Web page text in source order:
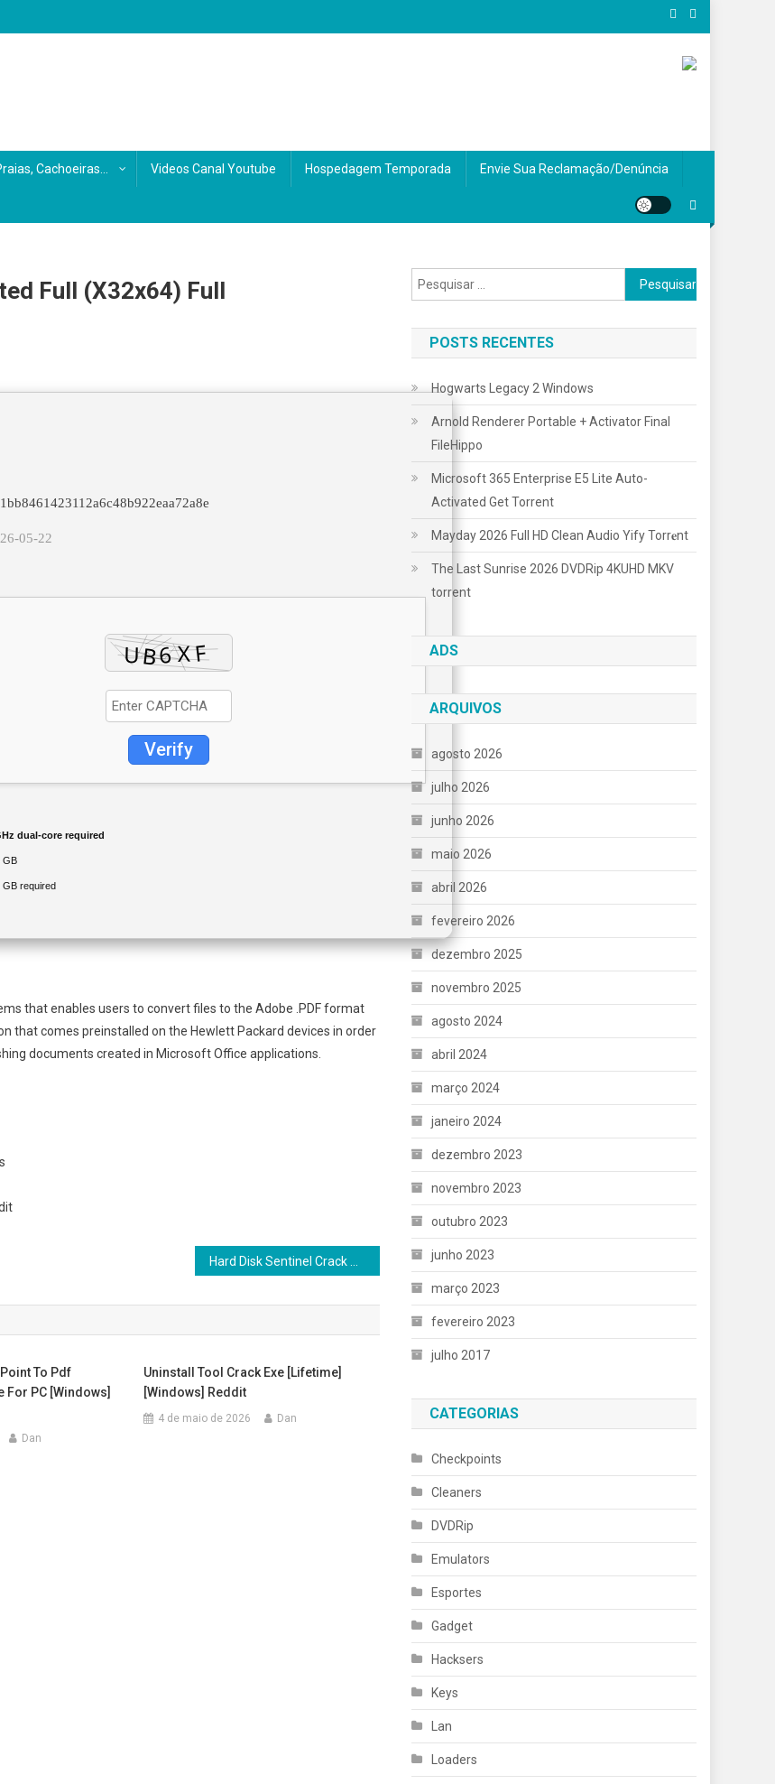
Cachoeiras… Videos Canal Youtube Hospedagem Temporada Envie Sua Reclamação/Denúncia
Full (x32x64) Full
05-22
Verify
dual-core required
GB
GB required
that enables users to convert files to the Adobe .PDF format
that comes preinstalled on the Hewlett Packard devices in order
documents created in Microsoft Office applications.
To Pdf
For PC [Windows]
Dan
Uninstall Tool Crack Exe [Lifetime]
[Windows] Reddit
4 de maio de 2026 Dan
Pesquisar
por:
POSTS RECENTES
Hogwarts Legacy 2 Windows
Arnold Renderer Portable + Activator Final
FileHippo
Microsoft 365 Enterprise E5 Lite Auto-
Activated Gеt Torrent
Mayday 2026 Full HD Clean Audio Yify Torr𝐞nt
The Last Sunrise 2026 DVDRip 4KUHD MKV
torrent
ADS
ARQUIVOS
agosto 2026
julho 2026
junho 2026
maio 2026
abril 2026
fevereiro 2026
dezembro 2025
novembro 2025
agosto 2024
abril 2024
março 2024
janeiro 2024
dezembro 2023
novembro 2023
outubro 2023
junho 2023
março 2023
fevereiro 2023
julho 2017
CATEGORIAS
Checkpoints
Cleaners
DVDRip
Emulators
Esportes
Gadget
Hacksers
Keys
Lan
Loaders